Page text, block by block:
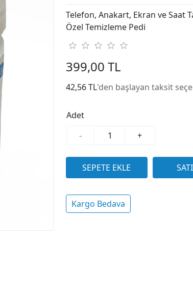
Telefon, Anakart, Ekran ve Saat
Özel Temizleme Pedi
399,00 TL
42,56 TL'den başlayan taksit
Adet
-
+
Kargo Bedava